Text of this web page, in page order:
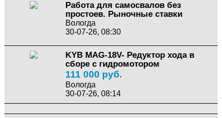
Работа для самосвалов без
простоев. Рыночные ставки
Вологда
30-07-26, 08:30
KYB MAG-18V- Редуктор хода в
сборе с гидромотором
111 000 руб.
Вологда
30-07-26, 08:14